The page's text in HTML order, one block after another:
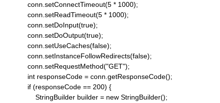
            conn.setConnectTimeout(5 * 1000);
            conn.setReadTimeout(5 * 1000);
            conn.setDoInput(true);
            conn.setDoOutput(true);
            conn.setUseCaches(false);
            conn.setInstanceFollowRedirects(false);
            conn.setRequestMethod("GET");
            int responseCode = conn.getResponseCode();
            if (responseCode == 200) {
                StringBuilder builder = new StringBuilder();